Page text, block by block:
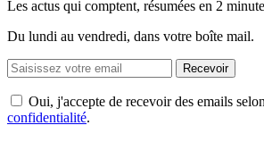
Les actus qui comptent, résumées en 2
Du lundi au vendredi, dans votre boîte mail.
Recevoir
Oui, j'accepte de recevoir des emails
confidentialité.